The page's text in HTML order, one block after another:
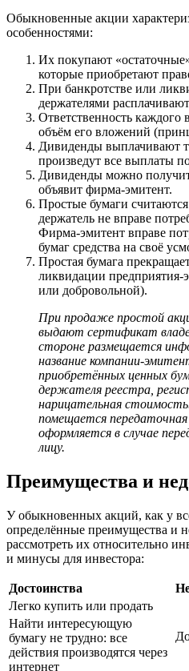
Обыкновенные акции
особенностями:
Их покупают
которые приобретают
При банкротстве или
держателями
Ответственность каждого
объём его вложений
Дивиденды выплачивают
произведут все выплаты
Дивиденды можно
объявит фирма-эмитент.
Простые бумаги
держатель не вправе
Фирма-эмитент вправе
бумаг средства на своё
Простая бумага
ликвидации предприятия-
или добровольной).
При продаже простой
выдают сертификат
стороне размещается
название компании-
приобретённых ценных
держателя реестра,
нарицательная
помещается передаточная
оформляется в случае
лицу.
Преимущества и
У обыкновенных акций, как у
определённые преимущества и
рассмотреть их относительно
и минусы для инвестора:
Достоинства
Легко купить или продать
Найти интересующую
бумагу не трудно: все
действия производятся через
интернет